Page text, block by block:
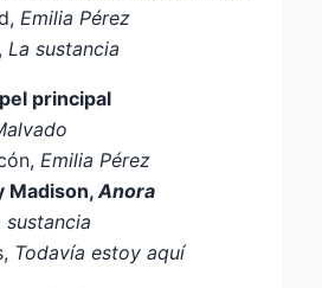
Emilia Pérez
La sustancia
principal
Emilia Pérez
Madison,Anora
sustancia
Todavía estoy aquí